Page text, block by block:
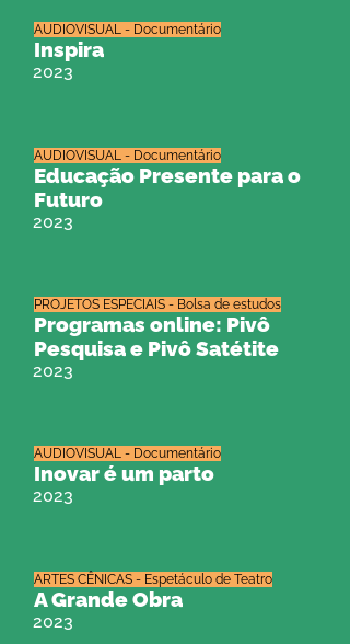
Inspira
2023
AUDIOVISUAL - Documentário
Educação Presente para o
Futuro
2023
AUDIOVISUAL - Documentário
Programas online: Pivô
Pesquisa e Pivô Satétite
2023
PROJETOS ESPECIAIS - Bolsa de estudos
Inovar é um parto
2023
AUDIOVISUAL - Documentário
A Grande Obra
2023
ARTES CÊNICAS - Espetáculo de Teatro